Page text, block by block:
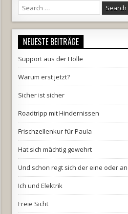
Search
for:
NEUESTE BEITRÄGE
Support aus der Hölle
Warum erst jetzt?
Sicher ist sicher
Roadtripp mit Hindernissen
Frischzellenkur für Paula
Hat sich mächtig gewehrt
Und schon regt sich der eine oder
Ich und Elektrik
Freie Sicht